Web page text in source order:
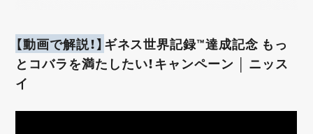
【動画で解説！】ギネス世界記録™達成記念 もっ
とコバラを満たしたい！キャンペーン │ ニッス
イ